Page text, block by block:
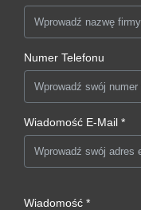
Numer Telefonu
Wiadomość E-Mail *
Wiadomość *